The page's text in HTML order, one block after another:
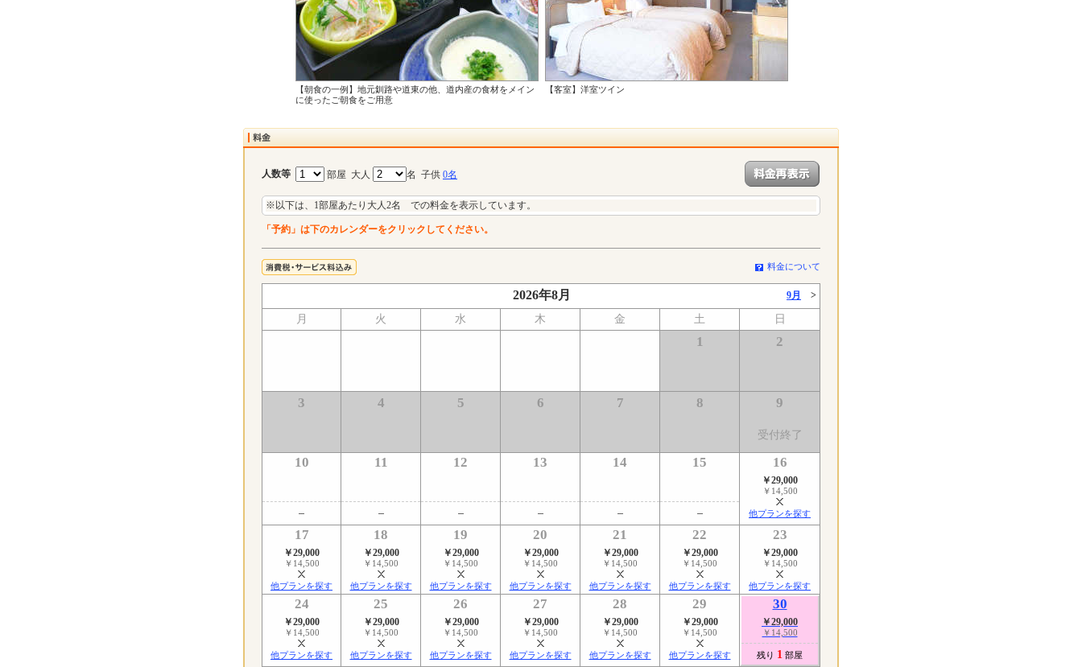
【朝食の一例】地元釧路や道東の他、道内産の食材をメイン
に使ったご朝食をご用意
【客室】洋室ツイン
人数等 部屋 大人 名 子供 0名
※以下は、1部屋あたり大人2名 での料金を表示しています。
「予約」は下のカレンダーをクリックしてください。
料金について
2026年8月 9月 >
月 火 水 木 金 土 日
1 2
3 4 5 6 7 8 9
受付終了
10 11 12 13 14 15 16
￥29,000
￥14,500
他プランを探す
17
￥29,000
￥14,500
他プランを探す
18
￥29,000
￥14,500
他プランを探す
19
￥29,000
￥14,500
他プランを探す
20
￥29,000
￥14,500
他プランを探す
21
￥29,000
￥14,500
他プランを探す
22
￥29,000
￥14,500
他プランを探す
23
￥29,000
￥14,500
他プランを探す
24
￥29,000
￥14,500
他プランを探す
25
￥29,000
￥14,500
他プランを探す
26
￥29,000
￥14,500
他プランを探す
27
￥29,000
￥14,500
他プランを探す
28
￥29,000
￥14,500
他プランを探す
29
￥29,000
￥14,500
他プランを探す
30
￥29,000
￥14,500
残り 1 部屋